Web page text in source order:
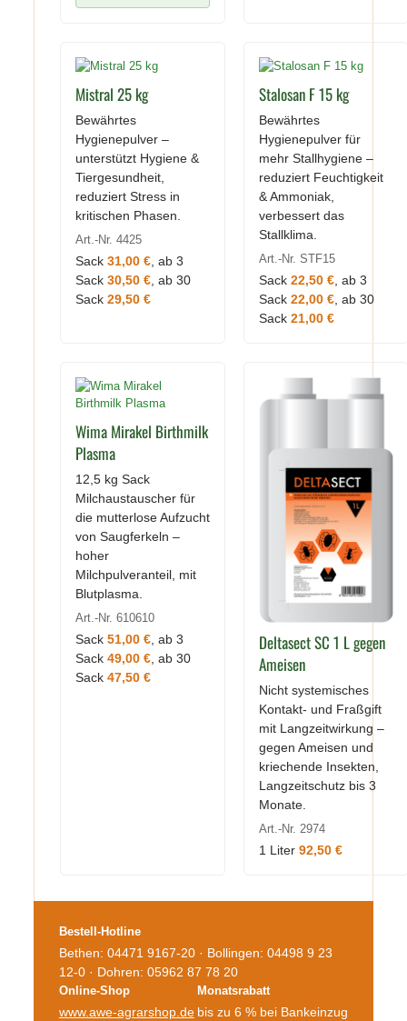
Mistral 25 kg
Bewährtes
Hygienepulver –
unterstützt Hygiene &
Tiergesundheit,
reduziert Stress in
kritischen Phasen.
Art.-Nr. 4425
Sack 31,00 €, ab 3
Sack 30,50 €, ab 30
Sack 29,50 €
Stalosan F 15 kg
Bewährtes
Hygienepulver für
mehr Stallhygiene –
reduziert Feuchtigkeit
& Ammoniak,
verbessert das
Stallklima.
Art.-Nr. STF15
Sack 22,50 €, ab 3
Sack 22,00 €, ab 30
Sack 21,00 €
Wima Mirakel Birthmilk
Plasma
12,5 kg Sack
Milchaustauscher für
die mutterlose Aufzucht
von Saugferkeln –
hoher
Milchpulveranteil, mit
Blutplasma.
Art.-Nr. 610610
Sack 51,00 €, ab 3
Sack 49,00 €, ab 30
Sack 47,50 €
Deltasect SC 1 L gegen
Ameisen
Nicht systemisches
Kontakt- und Fraßgift
mit Langzeitwirkung –
gegen Ameisen und
kriechende Insekten,
Langzeitschutz bis 3
Monate.
Art.-Nr. 2974
1 Liter 92,50 €
Bestell-Hotline
Bethen: 04471 9167-20 · Bollingen: 04498 9 23
12-0 · Dohren: 05962 87 78 20
Online-Shop
www.awe-agrarshop.de
Monatsrabatt
bis zu 6 % bei Bankeinzug